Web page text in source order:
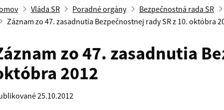
Vláda SR Poradné orgány Bezpečnostná rada SR
Záznam zo 47. zasadnutia Bezpečnostnej rady SR z 10. októbra
zo 47. zasadnutia
2012
25.10.2012